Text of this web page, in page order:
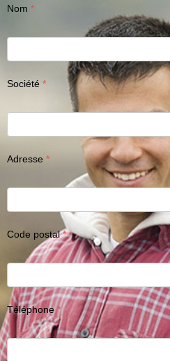
Nom
Société
Adresse
Code postal
Téléphone